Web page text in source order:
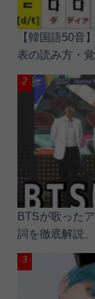
【韓国語50音
表の読み方・
BTSが歌った
詞を徹底解説